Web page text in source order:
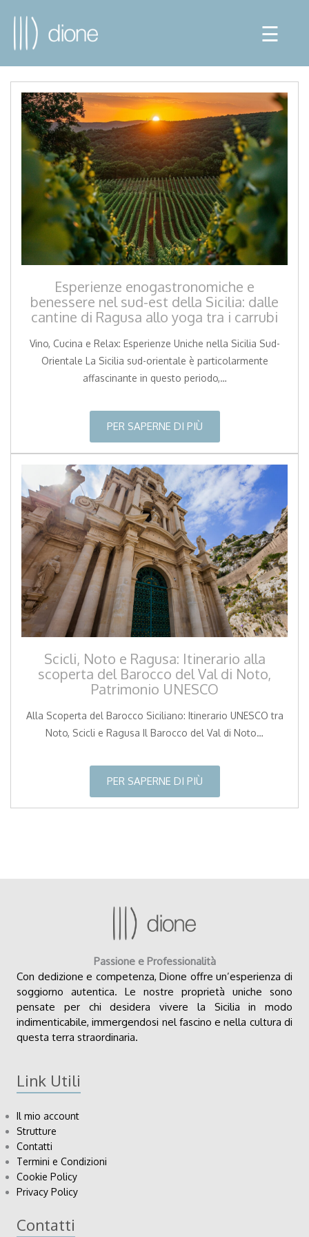
☰
Esperienze enogastronomiche e
benessere nel sud-est della Sicilia: dalle
cantine di Ragusa allo yoga tra i carrubi
Vino, Cucina e Relax: Esperienze Uniche nella Sicilia Sud-
Orientale La Sicilia sud-orientale è particolarmente
affascinante in questo periodo,…
PER SAPERNE DI PIÙ
Scicli, Noto e Ragusa: Itinerario alla
scoperta del Barocco del Val di Noto,
Patrimonio UNESCO
Alla Scoperta del Barocco Siciliano: Itinerario UNESCO tra
Noto, Scicli e Ragusa Il Barocco del Val di Noto…
PER SAPERNE DI PIÙ
Passione e Professionalità
Con dedizione e competenza, Dione offre un’esperienza di
soggiorno autentica. Le nostre proprietà uniche sono
pensate per chi desidera vivere la Sicilia in modo
indimenticabile, immergendosi nel fascino e nella cultura di
questa terra straordinaria.
Link Utili
Il mio account
Strutture
Contatti
Termini e Condizioni
Cookie Policy
Privacy Policy
Contatti